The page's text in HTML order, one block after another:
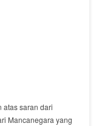
atas saran dari
Mancanegara yang